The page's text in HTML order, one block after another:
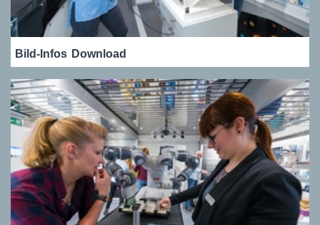
Bild-Infos Download